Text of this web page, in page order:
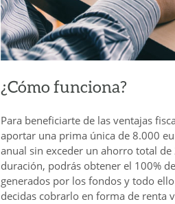
¿Cómo funciona?
Para beneficiarte de las ventajas
aportar una prima única de 8.000
anual sin exceder un ahorro total
duración, podrás obtener el 100%
generados por los fondos y todo
decidas cobrarlo en forma de renta